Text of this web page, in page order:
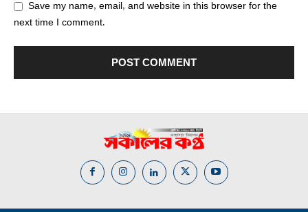
Save my name, email, and website in this browser for the
next time I comment.